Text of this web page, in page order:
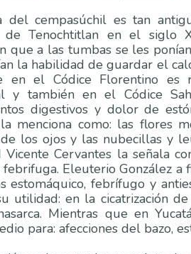
del cempasúchil es tan
de Tenochtitlan en el siglo
que a las tumbas se les
la habilidad de guardar el
en el Códice Florentino es
y también en el Códice
digestivos y dolor de
menciona como: las flores
los ojos y las nubecillas y
Cervantes la señala
Eleuterio González a
estomáquico, febrífugo y
utilidad: en la cicatrización de
Mientras que en
para: afecciones del bazo,